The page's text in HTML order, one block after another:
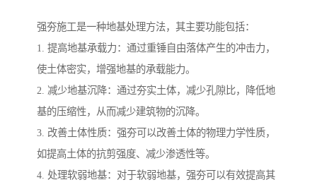
强夯施工是一种地基处理方法，其主要功能包括：
1. 提高地基承载力：通过重锤自由落体产生的冲击力，
使土体密实，增强地基的承载能力。
2. 减少地基沉降：通过夯实土体，减少孔隙比，降低地
基的压缩性，从而减少建筑物的沉降。
3. 改善土体性质：强夯可以改善土体的物理力学性质，
如提高土体的抗剪强度、减少渗透性等。
4. 处理软弱地基：对于软弱地基，强夯可以有效提高其